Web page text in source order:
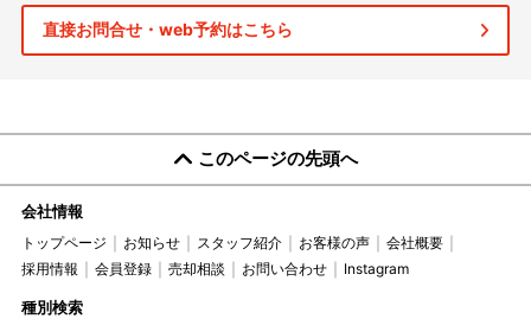
直接お問合せ・web予約はこちら
このページの先頭へ
会社情報
トップページ お知らせ スタッフ紹介 お客様の声
会社概要
採用情報
会員登録 売却相談 お問い合わせ Instagram
種別検索